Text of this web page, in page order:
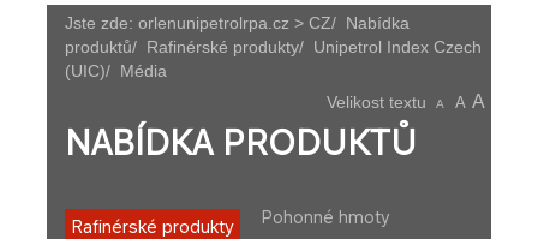
Jste zde: orlenunipetrolrpa.cz > CZ/ Nabídka
produktů/ Rafinérské produkty/ Unipetrol Index Czech
(UIC)/ Média
Velikost textu
A A A
NABÍDKA PRODUKTŮ
Rafinérské produkty Pohonné hmoty